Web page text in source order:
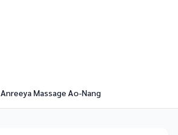
Anreeya Massage Ao-Nang